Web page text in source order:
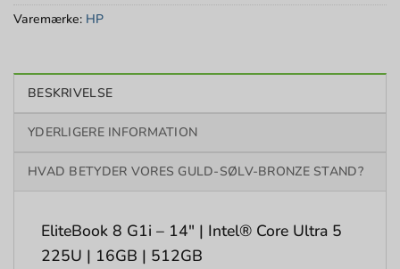
Varemærke: HP
BESKRIVELSE
YDERLIGERE INFORMATION
HVAD BETYDER VORES GULD-SØLV-BRONZE STAND?
EliteBook 8 G1i – 14″ | Intel® Core Ultra 5
225U | 16GB | 512GB